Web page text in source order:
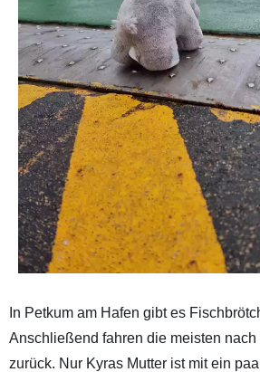
In Petkum am Hafen gibt es
Anschließend fahren die meisten nach
zurück. Nur Kyras Mutter ist mit ein